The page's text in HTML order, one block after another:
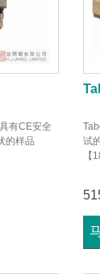
有CE安全
的样品
试
【